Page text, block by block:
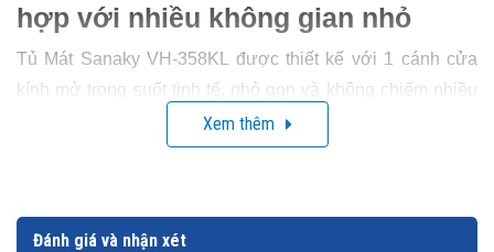
hợp với nhiều không gian nhỏ
Tủ Mát Sanaky VH-358KL được thiết kế với 1 cánh cửa
kính mở trong suốt tinh tế, nhỏ gọn và không chiếm nhiều
diện tích. Với dung tích và kích thước của mình thì đây là
sự lựa chọn phù hợp cho các cửa hàng tạp hóa, cửa hàng
Xem thêm
Đánh giá và nhận xét